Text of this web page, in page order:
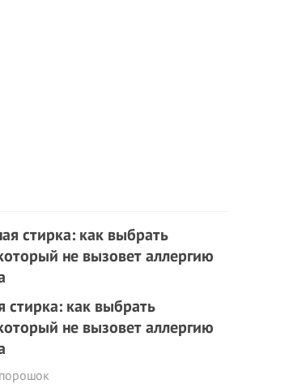
стирка: как выбрать
не вызовет аллергию